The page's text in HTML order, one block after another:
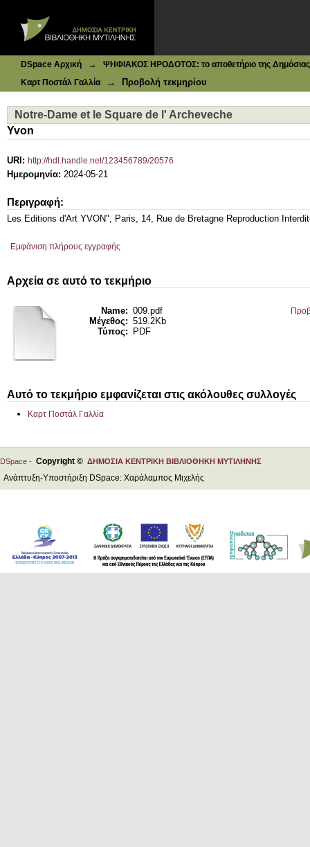
DSpace Αρχική →
ΨΗΦΙΑΚΟΣ ΗΡΟΔΟΤΟΣ: το αποθετήριο της Δημόσιας
Καρτ Ποστάλ Γαλλία
→ Προβολή τεκμηρίου
Notre-Dame et le Square de l' Archeveche
Yvon
URI: http://hdl.handle.net/123456789/20576
Ημερομηνία: 2024-05-21
Περιγραφή:
Les Editions d'Art YVON", Paris, 14, Rue de Bretagne Reproduction
Εμφάνιση πλήρους εγγραφής
Αρχεία σε αυτό το τεκμήριο
Name: 009.pdf
Μέγεθος: 519.2Kb
Τύπος:
PDF
Αυτό το τεκμήριο εμφανίζεται στις ακόλουθες συλλογές
Καρτ Ποστάλ Γαλλία
DSpace - Copyright © ΔΗΜΟΣΙΑ ΚΕΝΤΡΙΚΗ ΒΙΒΛΙΟΘΗΚΗ ΜΥΤΙΛΗΝΗΣ
Ανάπτυξη-Υποστήριξη DSpace: Χαράλαμπος Μιχελής